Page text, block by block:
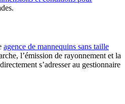
agence de mannequins sans taille
l’émission de rayonnement et la
s’adresser au gestionnaire